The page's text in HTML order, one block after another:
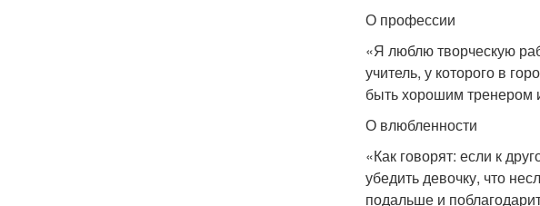
О профессии
«Я люблю творческую
учитель, у которого в
быть хорошим тренером
О влюбленности
«Как говорят: если к
убедить девочку, что
подальше и